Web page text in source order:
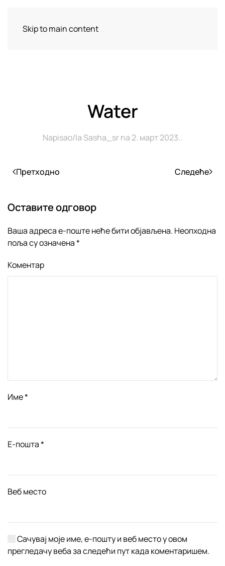
Skip to main content
Delikates Spice & Pepper
Water
Napisao/laSasha_sr na 2. март 2023..
Претходно Следеће
Оставите одговор
Ваша адреса е-поште неће бити објављена. Неопходна
поља су означена*
Коментар
Име*
Е-пошта*
Веб место
Сачувај моје име, е-пошту и веб место у овом
прегледачу веба за следећи пут када коментаришем.